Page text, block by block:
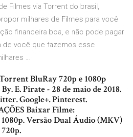
Filmes via Torrent do brasil,
milhares de Filmes para você
financeira boa, e não pode pagar
de você que fazemos esse
…
BluRay 720p e 1080p
E. Pirate - 28 de maio de 2018.
Google+. Pinterest.
Baixar Filme:
Versão Dual Áudio (MKV)